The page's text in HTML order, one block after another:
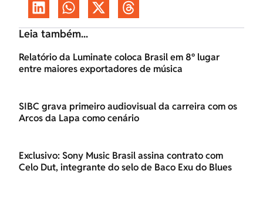
Leia também...
Relatório da Luminate coloca Brasil em 8º lugar
entre maiores exportadores de música
SIBC grava primeiro audiovisual da carreira com os
Arcos da Lapa como cenário
Exclusivo: Sony Music Brasil assina contrato com
Celo Dut, integrante do selo de Baco Exu do Blues